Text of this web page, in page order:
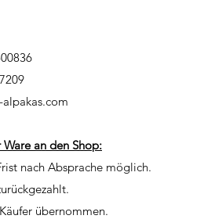
an den Shop:
nach Absprache möglich.
übernommen.